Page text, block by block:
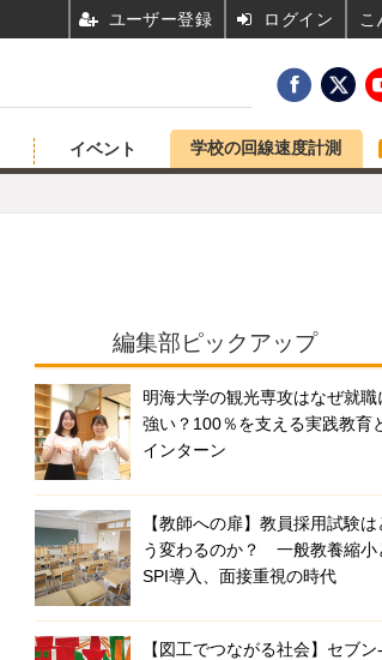
イベント 学校の回線速度計測
編集部ピックアップ
明海大学の観光専攻はなぜ就職
強い？100％を支える実践教育
インターン
【教師への扉】教員採用試験は
う変わるのか？ 一般教養縮小
SPI導入、面接重視の時代
【図工でつながる社会】セブン‐
ユーザー登録 ログイン こ